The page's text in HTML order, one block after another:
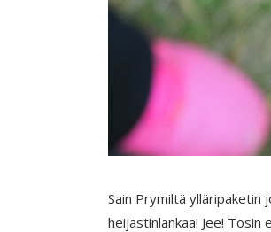
Sain Prymiltä ylläripaketin
heijastinlankaa! Jee!